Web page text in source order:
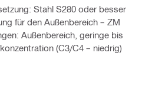
Stahl S280 oder besser
für den Außenbereich – ZM
Außenbereich, geringe bis
(C3/C4 – niedrig)